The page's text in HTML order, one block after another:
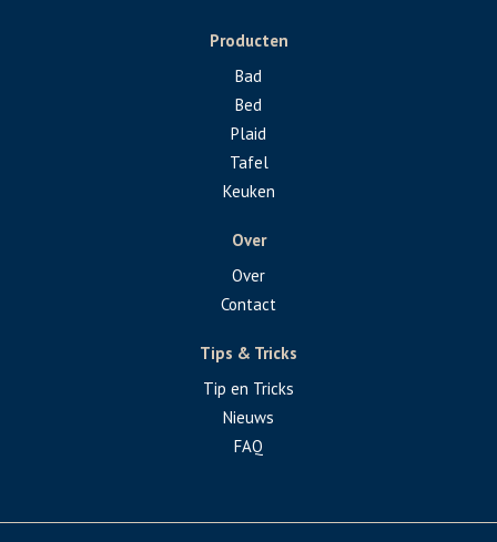
Producten
Bad
Bed
Plaid
Tafel
Keuken
Over
Over
Contact
Tips & Tricks
Tip en Tricks
Nieuws
FAQ